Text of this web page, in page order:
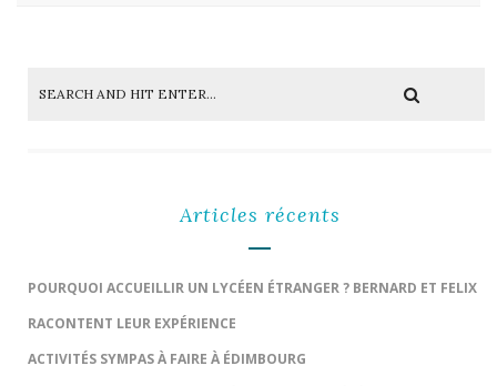
Articles récents
POURQUOI ACCUEILLIR UN LYCÉEN ÉTRANGER ? BERNARD ET FELIX
RACONTENT LEUR EXPÉRIENCE
ACTIVITÉS SYMPAS À FAIRE À ÉDIMBOURG